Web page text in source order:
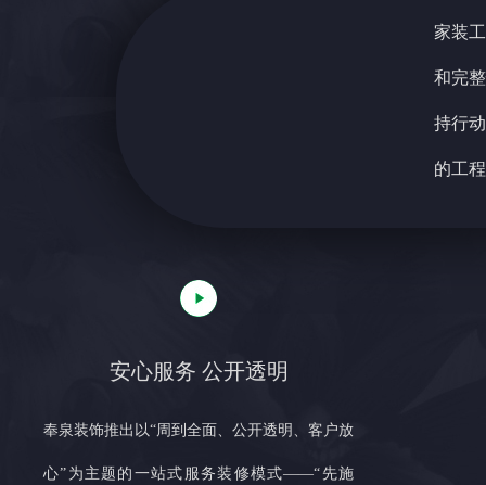
家装
和完
持行
的工
安心服务 公开透明
奉泉装饰推出以“周到全面、公开透明、客户放
心”为主题的一站式服务装修模式——“先施